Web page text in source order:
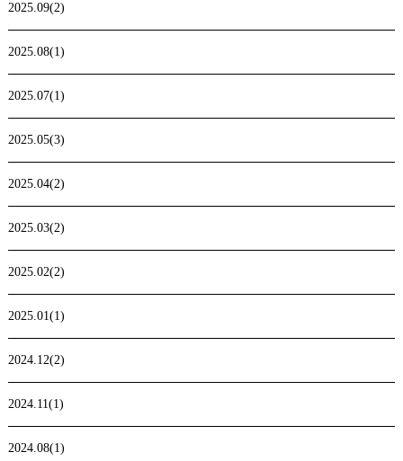
2025.09(2)
2025.08(1)
2025.07(1)
2025.05(3)
2025.04(2)
2025.03(2)
2025.02(2)
2025.01(1)
2024.12(2)
2024.11(1)
2024.08(1)